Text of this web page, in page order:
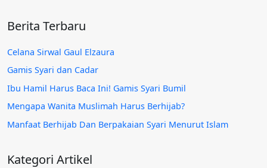
Berita Terbaru
Celana Sirwal Gaul Elzaura
Gamis Syari dan Cadar
Ibu Hamil Harus Baca Ini! Gamis Syari Bumil
Mengapa Wanita Muslimah Harus Berhijab?
Manfaat Berhijab Dan Berpakaian Syari Menurut Islam
Kategori Artikel